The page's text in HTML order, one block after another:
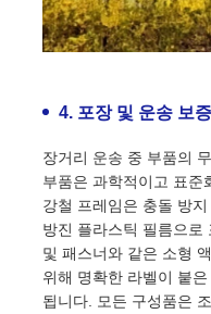
4. 포장 및 운송 보증
장거리 운송 중 부품의
부품은 과학적이고 표준
강철 프레임은 충돌 방
방진 플라스틱 필름으로
및 패스너와 같은 소형
위해 명확한 라벨이 붙
됩니다. 모든 구성품은